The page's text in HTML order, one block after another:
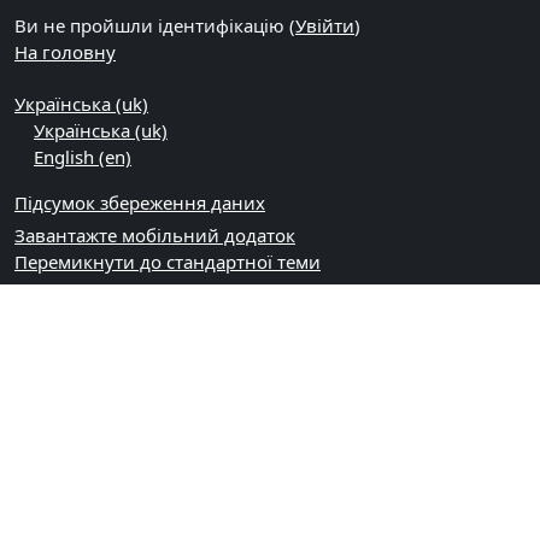
Ви не пройшли ідентифікацію (Увійти)
На головну
Українська ‎(uk)‎
Українська ‎(uk)‎
English ‎(en)‎
Підсумок збереження даних
Завантажте мобільний додаток
Перемикнути до стандартної теми